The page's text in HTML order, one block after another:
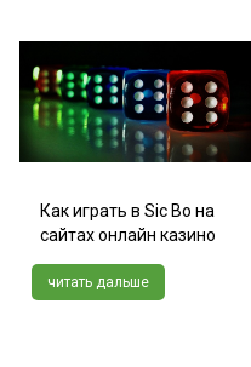
Как играть в Sic Bo на
сайтах онлайн казино
читать дальше